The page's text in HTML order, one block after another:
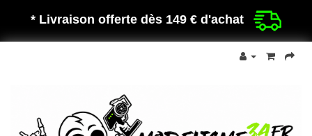
* Livraison offerte dès 149 € d'achat